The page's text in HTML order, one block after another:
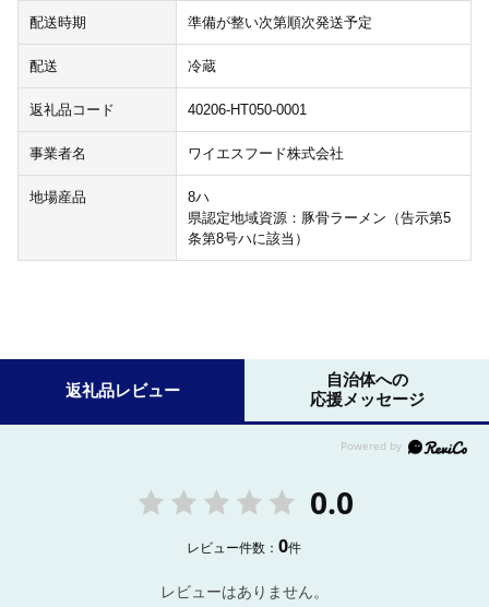
配送時期 準備が整い次第順次発送予定
配送 冷蔵
返礼品コード 40206-HT050-0001
事業者名 ワイエスフード株式会社
地場産品
8ハ
県認定地域資源：豚骨ラーメン（告示第5
条第8号ハに該当）
返礼品レビュー
自治体への
応援メッセージ
0.0
レビュー件数：0件
レビューはありません。